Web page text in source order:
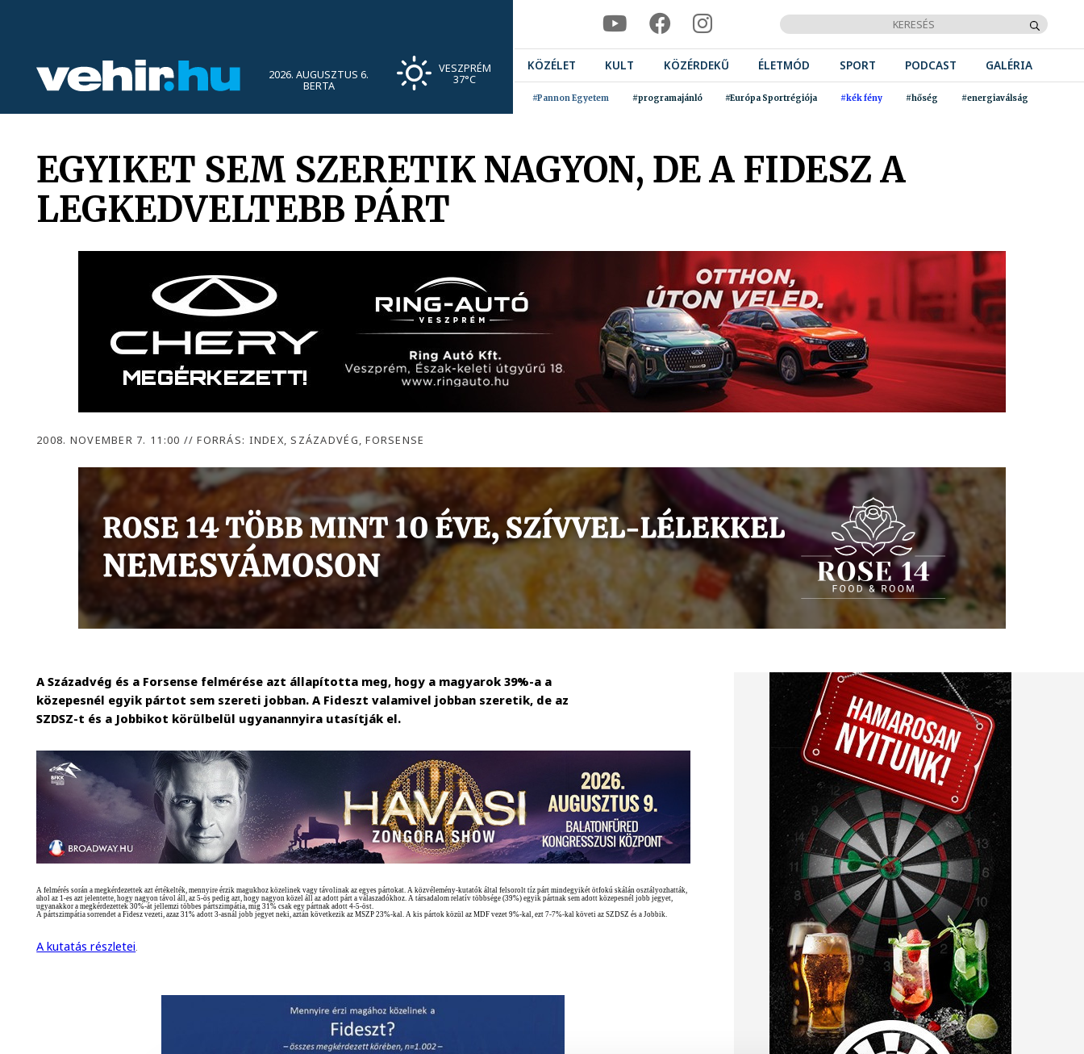
2026. AUGUSZTUS 6.
BERTA
VESZPRÉM
37°C
KÖZÉLET KULT KÖZÉRDEKŰ ÉLETMÓD SPORT PODCAST GALÉRIA
#Pannon Egyetem #programajánló #Európa Sportrégiója #kék fény #hőség #energiaválság
EGYIKET SEM SZERETIK NAGYON, DE A FIDESZ A
LEGKEDVELTEBB PÁRT
2008. NOVEMBER 7. 11:00 // FORRÁS: INDEX, SZÁZADVÉG, FORSENSE
A Századvég és a Forsense felmérése azt állapította meg, hogy a magyarok 39%-a a
közepesnél egyik pártot sem szereti jobban. A Fideszt valamivel jobban szeretik, de az
SZDSZ-t és a Jobbikot körülbelül ugyanannyira utasítják el.
A felmérés során a megkérdezettek azt értékelték, mennyire érzik magukhoz közelinek vagy távolinak az egyes pártokat. A közvélemény-kutatók által felsorolt tíz párt mindegyikét ötfokú skálán osztályozhatták,
ahol az 1-es azt jelentette, hogy nagyon távol áll, az 5-ös pedig azt, hogy nagyon közel áll az adott párt a válaszadókhoz. A társadalom relatív többsége (39%) egyik pártnak sem adott közepesnél jobb jegyet,
ugyanakkor a megkérdezettek 30%-át jellemzi többes pártszimpátia, míg 31% csak egy pártnak adott 4-5-öst.
A pártszimpátia sorrendet a Fidesz vezeti, azaz 31% adott 3-asnál jobb jegyet neki, aztán következik az MSZP 23%-kal. A kis pártok közül az MDF vezet 9%-kal, ezt 7-7%-kal követi az SZDSZ és a Jobbik.
A kutatás részletei